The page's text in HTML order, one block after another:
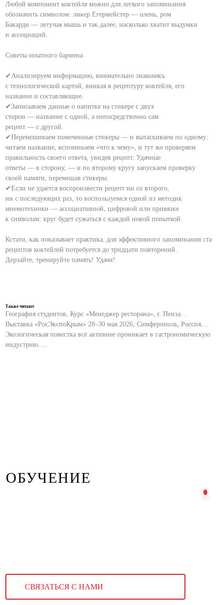
Любой компонент коктейля можно для легкого запоминания
обозначить символом: ликер Егермейстер — олень, ром
Бакарди — летучая мышь и так далее, насколько хватит выдумки
и ассоциаций.
Советы опытного бармена
✔Анализируем информацию, внимательно знакомясь
с технологической картой, вникая в рецептуру коктейля, его
название и составляющие.
✔Записываем данные о напитке на стикере с двух
сторон — название с одной, а непосредственно сам
рецепт — с другой.
✔Перемешиваем помеченные стикеры — и вытаскиваем по одному:
читаем название, вспоминаем «что к чему», и тут же проверяем
правильность своего ответа, увидев рецепт. Удачные
ответы — в сторону, — и по второму кругу запускаем проверку
своей памяти, перемешав стикеры.
✔Если не удается воспроизвести рецепт ни со второго,
ни с последующих раз, то воспользуемся одной из методик
мнемотехники — ассоциативной, цифровой или привязке
к символам: круг будет сужаться с каждой новой попыткой.
Кстати, как показывает практика, для эффективного запоминания ста
рецептов коктейлей потребуется до тридцати повторений.
Дерзайте, тренируйте память! Удачи!
Также читают
География студентов, Курс «Менеджер ресторана», г. Пенза…
Выставка «РосЭкспоКрым» 28–30 мая 2026; Симферополь, Россия…
Экологическая повестка всё активнее проникает в гастрономическую
индустрию….
ОБУЧЕНИЕ
СВЯЗАТЬСЯ С НАМИ